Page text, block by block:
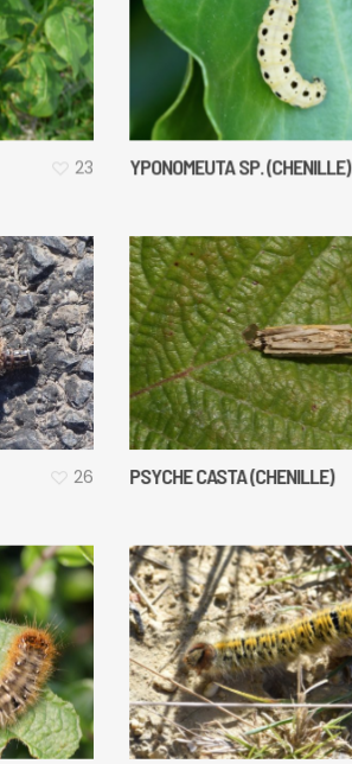
23 YPONOMEUTA SP. (CHENILLE)
26 PSYCHE CASTA (CHENILLE)